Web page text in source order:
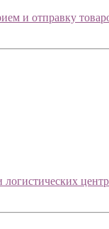
и отправку